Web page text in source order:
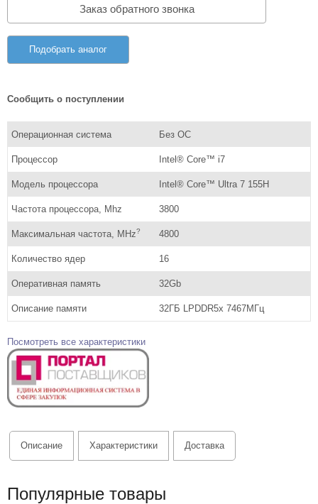
Заказ обратного звонка
Подобрать аналог
Сообщить о поступлении
Операционная система Без ОС
Процессор Intel® Core™ i7
Модель процессора Intel® Core™ Ultra 7 155H
Частота процессора, Mhz 3800
Максимальная частота, MHz? 4800
Количество ядер 16
Оперативная память 32Gb
Описание памяти 32ГБ LPDDR5x 7467МГц
Посмотреть все характеристики
Описание Характеристики Доставка
Популярные товары